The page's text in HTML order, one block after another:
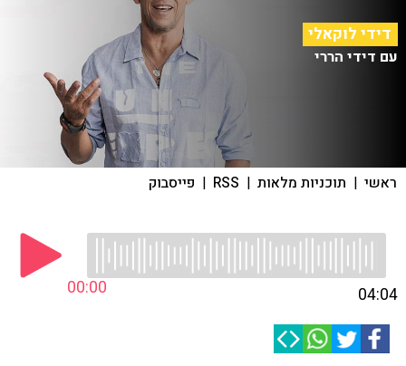
דידי לוקאלי
עם דידי הררי
ראשי | תוכניות מלאות |
RSS
| פייסבוק
00:00 04:04